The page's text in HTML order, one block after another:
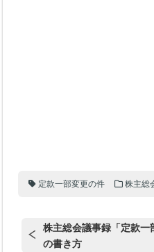
定款一部変更の件 株主総
株主総会議事録「定款一
の書き方